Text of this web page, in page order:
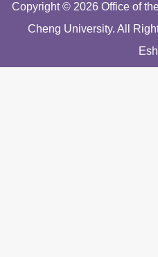
Copyright © 2026 Office of
Cheng University. All